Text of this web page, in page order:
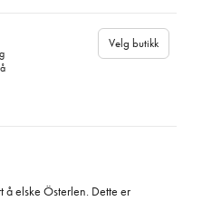
Velg butikk
å elske Österlen. Dette er